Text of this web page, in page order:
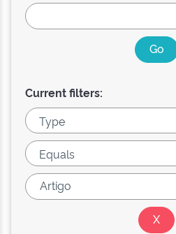
Current filters: